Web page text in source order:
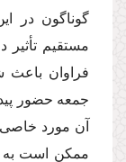
گوناگون در
مستقیم تأثیر
فراوان باعث
جمعه حضور
آن مورد
ممكن است به